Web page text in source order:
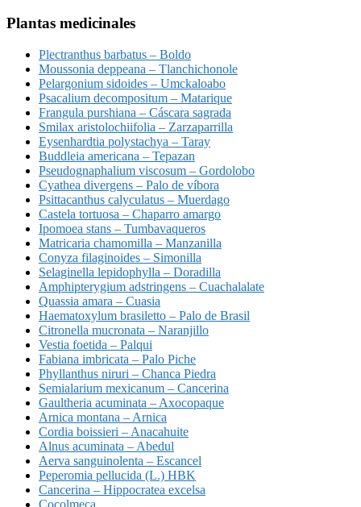
Plantas medicinales
Plectranthus barbatus – Boldo
Moussonia deppeana – Tlanchichonole
Pelargonium sidoides – Umckaloabo
Psacalium decompositum – Matarique
Frangula purshiana – Cáscara sagrada
Smilax aristolochiifolia – Zarzaparrilla
Eysenhardtia polystachya – Taray
Buddleia americana – Tepazan
Pseudognaphalium viscosum – Gordolobo
Cyathea divergens – Palo de víbora
Psittacanthus calyculatus – Muerdago
Castela tortuosa – Chaparro amargo
Ipomoea stans – Tumbavaqueros
Matricaria chamomilla – Manzanilla
Conyza filaginoides – Simonilla
Selaginella lepidophylla – Doradilla
Amphipterygium adstringens – Cuachalalate
Quassia amara – Cuasia
Haematoxylum brasiletto – Palo de Brasil
Citronella mucronata – Naranjillo
Vestia foetida – Palqui
Fabiana imbricata – Palo Piche
Phyllanthus niruri – Chanca Piedra
Semialarium mexicanum – Cancerina
Gaultheria acuminata – Axocopaque
Arnica montana – Arnica
Cordia boissieri – Anacahuite
Alnus acuminata – Abedul
Aerva sanguinolenta – Escancel
Peperomia pellucida (L.) HBK
Cancerina – Hippocratea excelsa
Cocolmeca